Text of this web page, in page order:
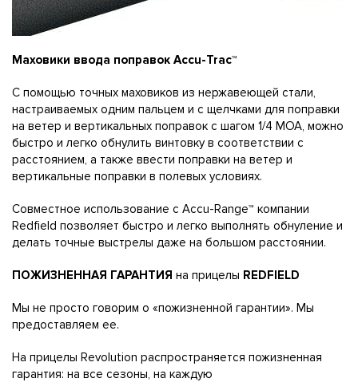
Маховики ввода поправок Accu-Trac™
С помощью точных маховиков из нержавеющей стали,
настраиваемых одним пальцем и с щелчками для поправки
на ветер и вертикальных поправок с шагом 1/4 MOA, можно
быстро и легко обнулить винтовку в соответствии с
расстоянием, а также ввести поправки на ветер и
вертикальные поправки в полевых условиях.
Совместное использование с Accu-Range™ компании
Redfield позволяет быстро и легко выполнять обнуление и
делать точные выстрелы даже на большом расстоянии.
ПОЖИЗНЕННАЯ ГАРАНТИЯ на прицелы REDFIELD
Мы не просто говорим о «пожизненной гарантии». Мы
предоставляем ее.
На прицелы Revolution распространяется пожизненная
гарантия: на все сезоны, на каждую